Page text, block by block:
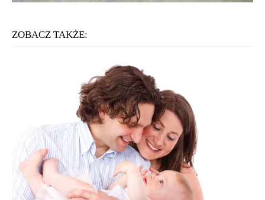
ZOBACZ TAKŻE: